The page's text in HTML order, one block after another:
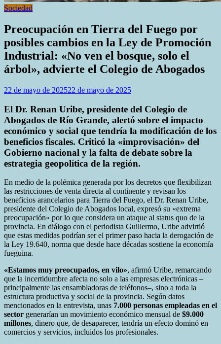
Sociedad
Preocupación en Tierra del Fuego por
posibles cambios en la Ley de Promoción
Industrial: «No ven el bosque, solo el
árbol», advierte el Colegio de Abogados
22 de mayo de 202522 de mayo de 2025
El Dr. Renan Uribe, presidente del Colegio de
Abogados de Río Grande, alertó sobre el impacto
económico y social que tendría la modificación de los
beneficios fiscales. Criticó la «improvisación» del
Gobierno nacional y la falta de debate sobre la
estrategia geopolítica de la región.
En medio de la polémica generada por los decretos que flexibilizan
las restricciones de venta directa al continente y revisan los
beneficios arancelarios para Tierra del Fuego, el Dr. Renan Uribe,
presidente del Colegio de Abogados local, expresó su «extrema
preocupación» por lo que considera un ataque al status quo de la
provincia. En diálogo con el periodista Guillermo, Uribe advirtió
que estas medidas podrían ser el primer paso hacia la derogación de
la Ley 19.640, norma que desde hace décadas sostiene la economía
fueguina.
«Estamos muy preocupados, en vilo», afirmó Uribe, remarcando
que la incertidumbre afecta no solo a las empresas electrónicas –
principalmente las ensambladoras de teléfonos–, sino a toda la
estructura productiva y social de la provincia. Según datos
mencionados en la entrevista, unas 7.000 personas empleadas en el
sector generarían un movimiento económico mensual de $9.000
millones, dinero que, de desaparecer, tendría un efecto dominó en
comercios y servicios, incluidos los profesionales.